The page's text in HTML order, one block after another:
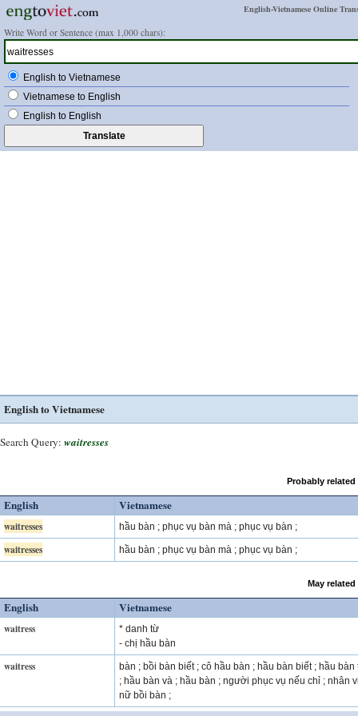
English-Vietnamese Online
Write Word or Sentence (max 1,000 chars):
English to Vietnamese
Vietnamese to English
English to English
English to Vietnamese
Search Query: waitresses
Probably
English Vietnamese
waitresses hầu bàn ; phục vụ bàn mà ; phục vụ bàn ;
waitresses hầu bàn ; phục vụ bàn mà ; phục vụ bàn ;
May
English Vietnamese
waitress
* danh từ
- chị hầu bàn
waitress
bàn ; bồi bàn biết ; cô hầu bàn ; hầu bàn biết ; hầu bàn
; hầu bàn và ; hầu bàn ; người phục vụ nếu chỉ ; nhân
nữ bồi bàn ;